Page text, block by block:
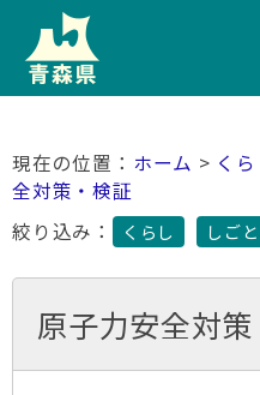
ホーム > く
全対策・検証
絞り込み：
くらし しごと
原子力安全対